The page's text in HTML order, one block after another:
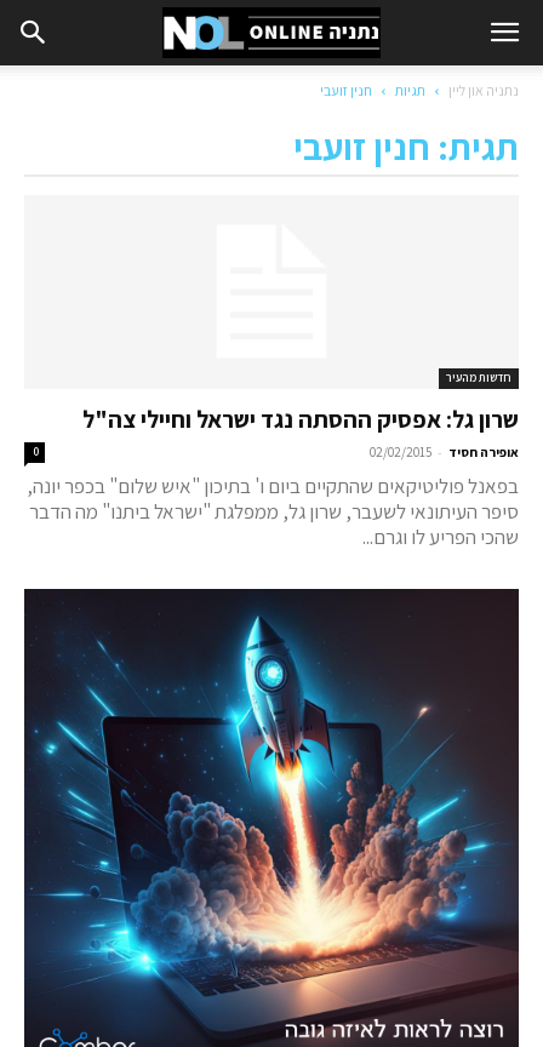
נתניה און ליין תגיות חנין זועבי
תגית: חנין זועבי
חדשות מהעיר
שרון גל: אפסיק ההסתה נגד ישראל וחיילי צה"ל
אופירה חסיד -
02/02/2015
0
בפאנל פוליטיקאים שהתקיים ביום ו' בתיכון "איש שלום" בכפר יונה,
סיפר העיתונאי לשעבר, שרון גל, ממפלגת "ישראל ביתנו" מה הדבר
שהכי הפריע לו וגרם...